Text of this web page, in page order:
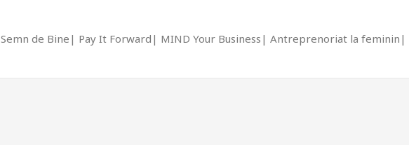
Semn de Bine Pay It Forward MIND Your Business Antreprenoriat la feminin